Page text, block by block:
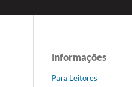
Informações
Para Leitores